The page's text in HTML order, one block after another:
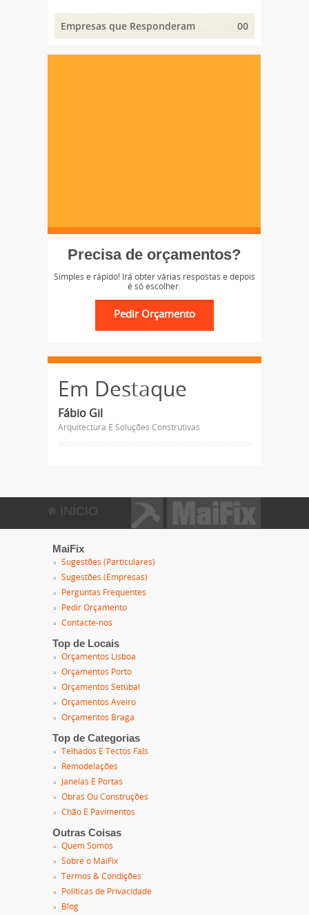
Empresas que Responderam 00
Precisa de orçamentos?
Simples e rápido! Irá obter várias respostas e depois
é só escolher.
Em Destaque
Fábio Gil
Arquitectura E Soluções Construtivas
INÍCIO
MaiFix
Sugestões (Particulares)
Sugestões (Empresas)
Perguntas Frequentes
Pedir Orçamento
Contacte-nos
Top de Locais
Orçamentos Lisboa
Orçamentos Porto
Orçamentos Setúbal
Orçamentos Aveiro
Orçamentos Braga
Top de Categorias
Telhados E Tectos Fals
Remodelações
Janelas E Portas
Obras Ou Construções
Chão E Pavimentos
Outras Coisas
Quem Somos
Sobre o MaiFix
Termos & Condições
Políticas de Privacidade
Blog